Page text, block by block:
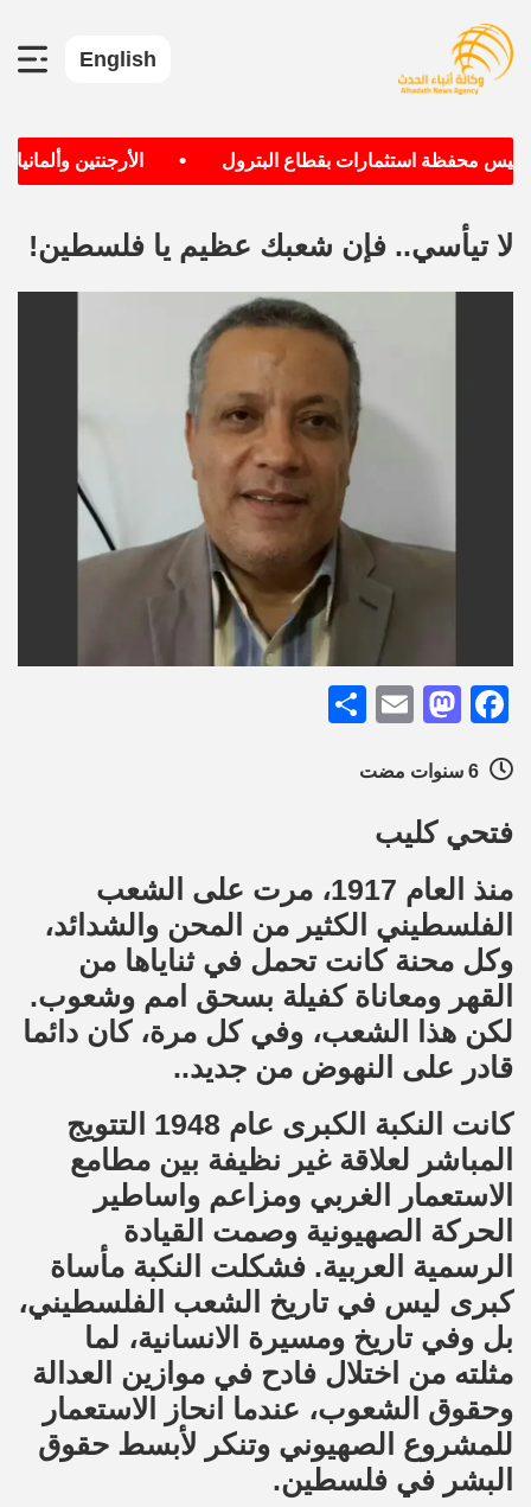
English
محفظة استثمارات بقطاع البترول الأرجنتين وألمانيا
لا تيأسي.. فإن شعبك عظيم يا فلسطين!
Facebook
Mastodon
Email
فتحي كليب
منذ العام 1917، مرت على الشعب
الفلسطيني الكثير من المحن والشدائد،
وكل محنة كانت تحمل في ثناياها من
القهر ومعاناة كفيلة بسحق امم وشعوب.
لكن هذا الشعب، وفي كل مرة، كان دائما
قادر على النهوض من جديد..
كانت النكبة الكبرى عام 1948 التتويج
المباشر لعلاقة غير نظيفة بين مطامع
الاستعمار الغربي ومزاعم واساطير
الحركة الصهيونية وصمت القيادة
الرسمية العربية. فشكلت النكبة مأساة
كبرى ليس في تاريخ الشعب الفلسطيني،
بل وفي تاريخ ومسيرة الانسانية، لما
مثلته من اختلال فادح في موازين العدالة
وحقوق الشعوب، عندما انحاز الاستعمار
للمشروع الصهيوني وتنكر لأبسط حقوق
البشر في فلسطين.